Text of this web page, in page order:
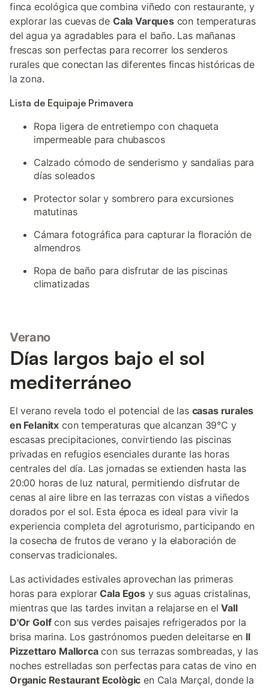
finca ecológica que combina viñedo con restaurante, y
explorar las cuevas de Cala Varquescon temperaturas
del agua ya agradables para el baño. Las mañanas
frescas son perfectas para recorrer los senderos
rurales que conectan las diferentes fincas históricas de
la zona.
Lista de Equipaje Primavera
Ropa ligera de entretiempo con chaqueta
impermeable para chubascos
Calzado cómodo de senderismo y sandalias para
días soleados
Protector solar y sombrero para excursiones
matutinas
Cámara fotográfica para capturar la floración de
almendros
Ropa de baño para disfrutar de las piscinas
climatizadas
Verano
Días largos bajo el sol
mediterráneo
El verano revela todo el potencial de las casas rurales
en Felanitx con temperaturas que alcanzan 39°C y
escasas precipitaciones, convirtiendo las piscinas
privadas en refugios esenciales durante las horas
centrales del día. Las jornadas se extienden hasta las
20:00 horas de luz natural, permitiendo disfrutar de
cenas al aire libre en las terrazas con vistas a viñedos
dorados por el sol. Esta época es ideal para vivir la
experiencia completa del agroturismo, participando en
la cosecha de frutos de verano y la elaboración de
conservas tradicionales.
Las actividades estivales aprovechan las primeras
horas para explorarCala Egosy sus aguas cristalinas,
mientras que las tardes invitan a relajarse en elVall
D'Or Golfcon sus verdes paisajes refrigerados por la
brisa marina. Los gastrónomos pueden deleitarse en Il
Pizzettaro Mallorcacon sus terrazas sombreadas, y las
noches estrelladas son perfectas para catas de vino en
Organic Restaurant Ecològic en Cala Marçal, donde la